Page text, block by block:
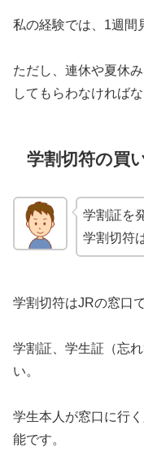
私の経験では、1週間
ただし、連休や夏休
してもらわなければ
学割切符の買
学割証を
学割切符
学割切符はJRの窓口
学割証、学生証（忘
い。
学生本人が窓口に行
能です。